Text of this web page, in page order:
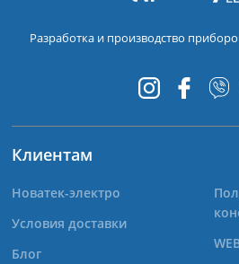
Разработка и производство
Клиентам
Новатек-электро
Условия доставки
Блог